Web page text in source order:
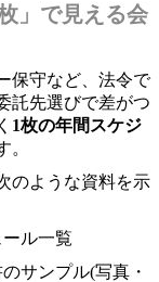
」で見える会
保守など、法令で
託先選びで差がつ
1枚の年間スケジ
。
のような資料を示
ル一覧
サンプル(写真・